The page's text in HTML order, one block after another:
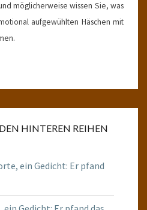
möglicherweise wissen Sie, was
aufgewühlten Häschen mit
HINTEREN REIHEN
ein Gedicht: Er pfand